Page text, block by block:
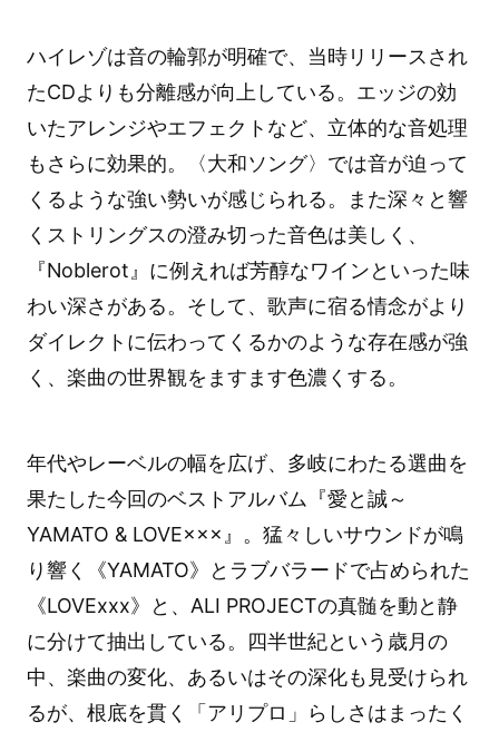
ハイレゾは音の輪郭が明確で、当時リリースされ
たCDよりも分離感が向上している。エッジの効
いたアレンジやエフェクトなど、立体的な音処理
もさらに効果的。〈大和ソング〉では音が迫って
くるような強い勢いが感じられる。また深々と響
くストリングスの澄み切った音色は美しく、
『Noblerot』に例えれば芳醇なワインといった味
わい深さがある。そして、歌声に宿る情念がより
ダイレクトに伝わってくるかのような存在感が強
く、楽曲の世界観をますます色濃くする。
年代やレーベルの幅を広げ、多岐にわたる選曲を
果たした今回のベストアルバム『愛と誠～
YAMATO & LOVE×××』。猛々しいサウンドが鳴
り響く《YAMATO》とラブバラードで占められた
《LOVExxx》と、ALI PROJECTの真髄を動と静
に分けて抽出している。四半世紀という歳月の
中、楽曲の変化、あるいはその深化も見受けられ
るが、根底を貫く「アリプロ」らしさはまったく